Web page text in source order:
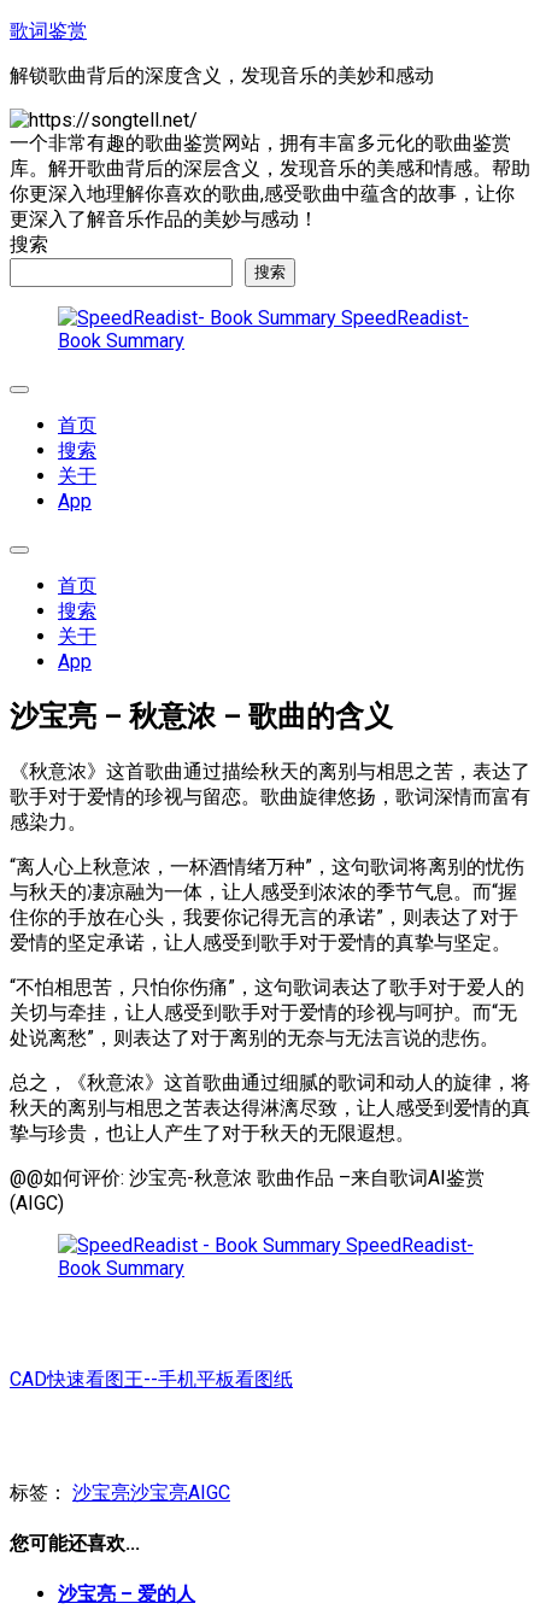
跳
内
容
歌词鉴赏
解锁歌曲背后的深度含义，发现音乐的美妙和感动
一个非常有趣的歌曲鉴赏网站，拥有丰富多元化的歌曲鉴赏
库。解开歌曲背后的深层含义，发现音乐的美感和情感。帮助
你更深入地理解你喜欢的歌曲,感受歌曲中蕴含的故事，让你
更深入了解音乐作品的美妙与感动！
搜索
搜索
SpeedReadist-
Book Summary
展
首页
搜索
关于
App
展
首页
搜索
关于
App
沙宝亮 – 秋意浓 – 歌曲的含义
《秋意浓》这首歌曲通过描绘秋天的离别与相思之苦，表达了
歌手对于爱情的珍视与留恋。歌曲旋律悠扬，歌词深情而富有
感染力。
“离人心上秋意浓，一杯酒情绪万种”，这句歌词将离别的忧伤
与秋天的凄凉融为一体，让人感受到浓浓的季节气息。而“握
住你的手放在心头，我要你记得无言的承诺”，则表达了对于
爱情的坚定承诺，让人感受到歌手对于爱情的真挚与坚定。
“不怕相思苦，只怕你伤痛”，这句歌词表达了歌手对于爱人的
关切与牵挂，让人感受到歌手对于爱情的珍视与呵护。而“无
处说离愁”，则表达了对于离别的无奈与无法言说的悲伤。
总之，《秋意浓》这首歌曲通过细腻的歌词和动人的旋律，将
秋天的离别与相思之苦表达得淋漓尽致，让人感受到爱情的真
挚与珍贵，也让人产生了对于秋天的无限遐想。
@@如何评价: 沙宝亮-秋意浓 歌曲作品 –来自歌词AI鉴赏
(AIGC)
SpeedReadist-
Book Summary
CAD快速看图王--手机平板看图纸
标签： 沙宝亮沙宝亮AIGC
您可能还喜欢...
沙宝亮 – 爱的人